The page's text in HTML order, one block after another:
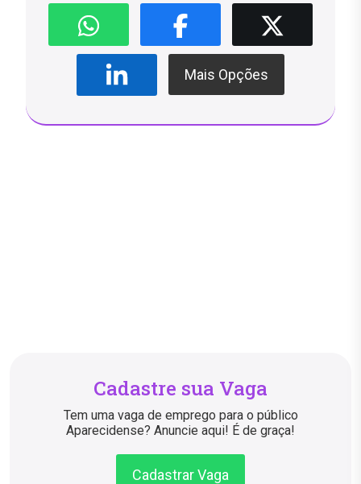
Mais Opções
Cadastre sua Vaga
Tem uma vaga de emprego para o público
Aparecidense? Anuncie aqui! É de graça!
Cadastrar Vaga